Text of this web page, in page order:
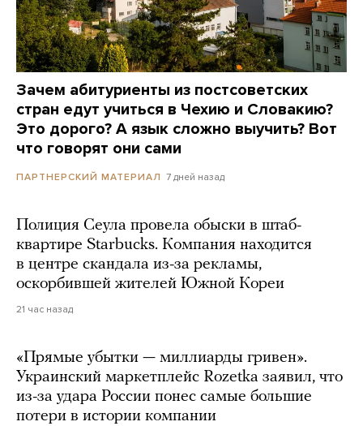
Зачем абитуриенты из постсоветских
стран едут учиться в Чехию и Словакию?
Это дорого? А язык сложно выучить? Вот
что говорят они сами
ПАРТНЕРСКИЙ МАТЕРИАЛ 7 дней назад
Полиция Сеула провела обыски в штаб-
квартире Starbucks. Компания находится
в центре скандала из-за рекламы,
оскорбившей жителей Южной Кореи
21 час назад
«Прямые убытки — миллиарды гривен».
Украинский маркетплейс Rozetka заявил, что
из-за удара России понес самые большие
потери в истории компании